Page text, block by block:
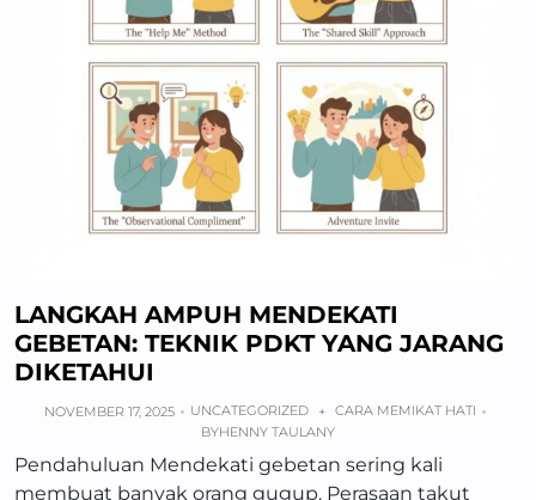
LANGKAH AMPUH MENDEKATI
GEBETAN: TEKNIK PDKT YANG JARANG
DIKETAHUI
NOVEMBER 17, 2025 UNCATEGORIZED + CARA MEMIKAT HATI
BYHENNY TAULANY
Pendahuluan Mendekati gebetan sering kali
membuat banyak orang gugup. Perasaan takut